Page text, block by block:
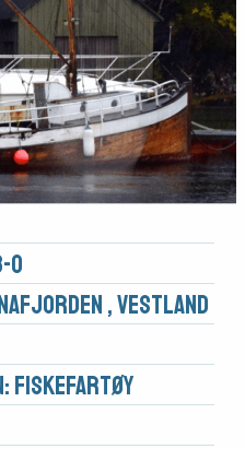
, Vestland
Fiskefartøy